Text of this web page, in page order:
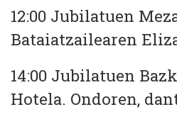
12:00 Jubilatuen
Bataiatzailearen
14:00 Jubilatuen
Hotela. Ondoren,